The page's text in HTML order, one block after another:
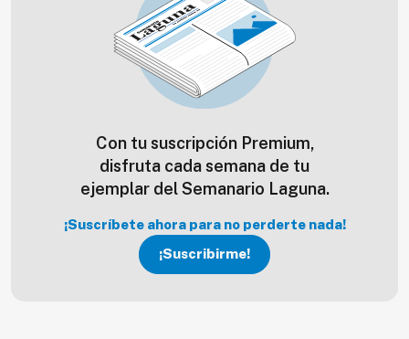
Con tu suscripción Premium,
disfruta cada semana de tu
ejemplar del Semanario Laguna.
¡Suscríbete ahora para no perderte nada!
¡Suscribirme!